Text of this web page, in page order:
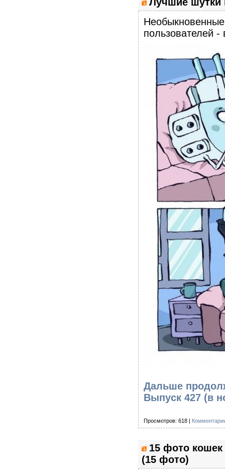
пользователей
Дальше
Выпуск 427 (в
Просмотров: 618 |
15 фото
(15 фото)